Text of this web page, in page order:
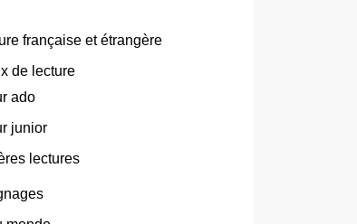
française et étrangère
de lecture
ado
junior
lectures